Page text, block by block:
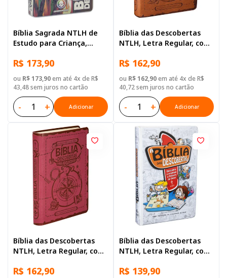
Bíblia Sagrada NTLH de
Estudo para Criança,
palavras de Jesus
destacadas, com mapa,
Capa Dura Ilustrada:
R$ 173,90
ou R$ 173,90em até 4x de R$
43,48 sem juros no cartão
- + Adicionar
Bíblia das Descobertas
NTLH, Letra Regular, com
Sintético Marrom
R$ 162,90
ou R$ 162,90em até 4x de R$
40,72 sem juros no cartão
- + Adicionar
Bíblia das Descobertas
NTLH, Letra Regular, com
Sintético Rosa
R$ 162,90
Bíblia das Descobertas
NTLH, Letra Regular, com
R$ 139,90